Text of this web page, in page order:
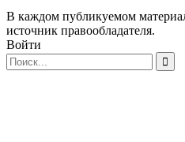
В каждом публикуемом
источник правообладателя.
Войти